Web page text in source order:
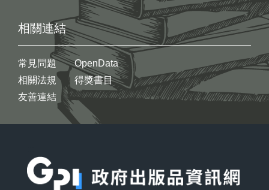
相關連結
常見問題
相關法規
友善連結
OpenData
得獎書目